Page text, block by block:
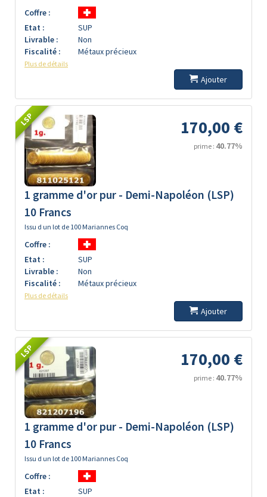
Coffre :
Etat :
SUP
Livrable :
Non
Fiscalité :
Métaux précieux
Plus de détails
Ajouter
LSP 170,00 €
prime : 40.77%
1 gramme d'or pur - Demi-Napoléon (LSP)
10 Francs
Issu d un lot de 100 Mariannes Coq
Coffre :
Etat :
SUP
Livrable :
Non
Fiscalité :
Métaux précieux
Plus de détails
Ajouter
LSP 170,00 €
prime : 40.77%
1 gramme d'or pur - Demi-Napoléon (LSP)
10 Francs
Issu d un lot de 100 Mariannes Coq
Coffre :
Etat :
SUP